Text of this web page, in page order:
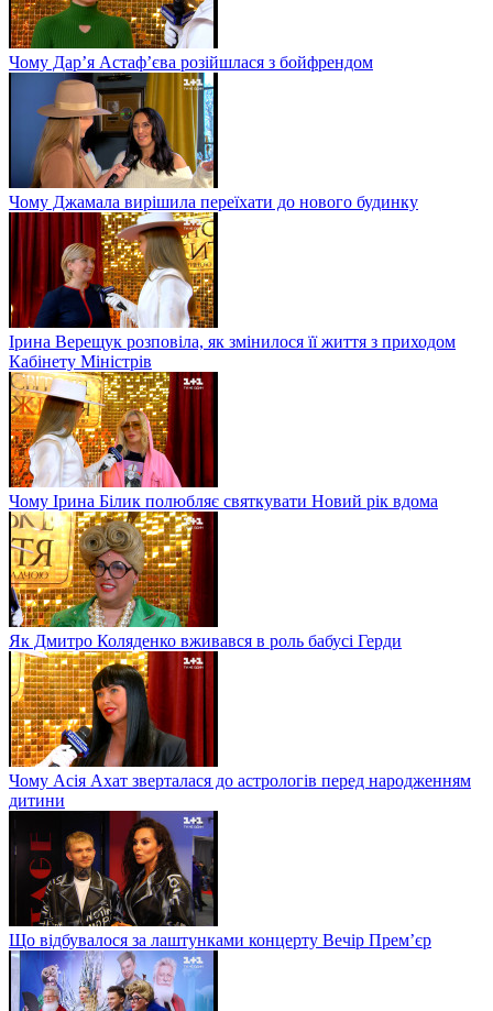
Чому Дар’я Астаф’єва розійшлася з бойфрендом
Чому Джамала вирішила переїхати до нового будинку
Ірина Верещук розповіла, як змінилося її життя з приходом
Кабінету Міністрів
Чому Ірина Білик полюбляє святкувати Новий рік вдома
Як Дмитро Коляденко вживався в роль бабусі Герди
Чому Асія Ахат зверталася до астрологів перед народженням
дитини
Що відбувалося за лаштунками концерту Вечір Прем’єр